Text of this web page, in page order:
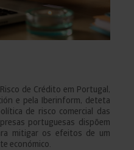
de Crédito em Portugal,
e pela Iberinform, deteta
de risco comercial das
portuguesas dispõem
mitigar os efeitos de um
económico.